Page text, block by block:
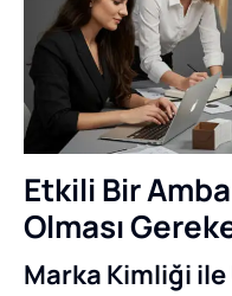
Etkili Bir
Olması
Marka Kimliği ile